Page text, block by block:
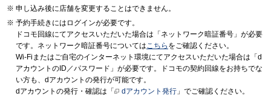
申し込み後に店舗を変更することはできません。
予約手続きにはログインが必要です。
ドコモ回線にてアクセスいただいた場合は「ネットワーク暗証番号」が必要
です。ネットワーク暗証番号についてはこちら をご確認ください。
Wi-Fiまたはご自宅のインターネット環境にてアクセスいただいた場合は「d
アカウントのID／パスワード」が必要です。ドコモの契約回線をお持ちでな
い方も、dアカウントの発行が可能です。
dアカウントの発行・確認は「
dアカウント発行 」でご確認ください。